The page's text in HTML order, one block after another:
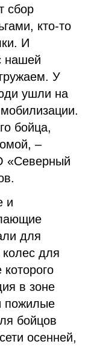
сбор
кто-то
И
нашей
У
ушли на
бойца,
–
«Северный
и
для
колес для
в зоне
пожилые
бойцов
осенней,